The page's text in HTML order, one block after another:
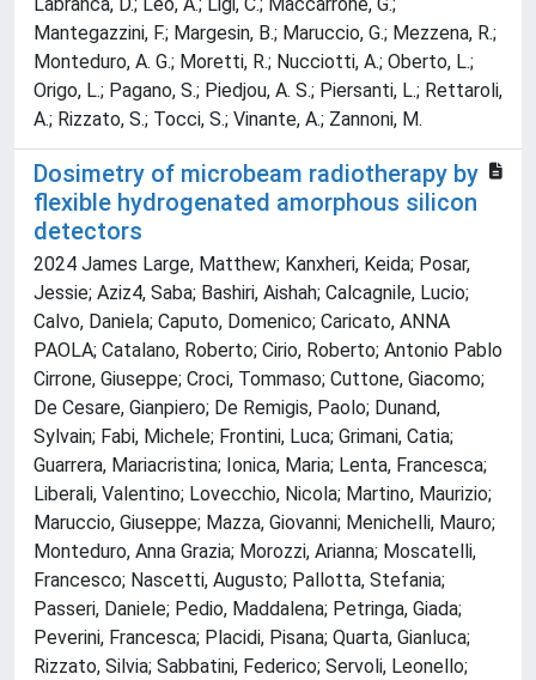
Labranca, D.; Leo, A.; Ligi, C.; Maccarrone, G.;
Mantegazzini, F.; Margesin, B.; Maruccio, G.; Mezzena, R.;
Monteduro, A. G.; Moretti, R.; Nucciotti, A.; Oberto, L.;
Origo, L.; Pagano, S.; Piedjou, A. S.; Piersanti, L.; Rettaroli,
A.; Rizzato, S.; Tocci, S.; Vinante, A.; Zannoni, M.
Dosimetry of microbeam radiotherapy by
flexible hydrogenated amorphous silicon
detectors
2024 James Large, Matthew; Kanxheri, Keida; Posar,
Jessie; Aziz4, Saba; Bashiri, Aishah; Calcagnile, Lucio;
Calvo, Daniela; Caputo, Domenico; Caricato, ANNA
PAOLA; Catalano, Roberto; Cirio, Roberto; Antonio Pablo
Cirrone, Giuseppe; Croci, Tommaso; Cuttone, Giacomo;
De Cesare, Gianpiero; De Remigis, Paolo; Dunand,
Sylvain; Fabi, Michele; Frontini, Luca; Grimani, Catia;
Guarrera, Mariacristina; Ionica, Maria; Lenta, Francesca;
Liberali, Valentino; Lovecchio, Nicola; Martino, Maurizio;
Maruccio, Giuseppe; Mazza, Giovanni; Menichelli, Mauro;
Monteduro, Anna Grazia; Morozzi, Arianna; Moscatelli,
Francesco; Nascetti, Augusto; Pallotta, Stefania;
Passeri, Daniele; Pedio, Maddalena; Petringa, Giada;
Peverini, Francesca; Placidi, Pisana; Quarta, Gianluca;
Rizzato, Silvia; Sabbatini, Federico; Servoli, Leonello;